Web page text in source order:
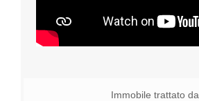
Immobile trattato da